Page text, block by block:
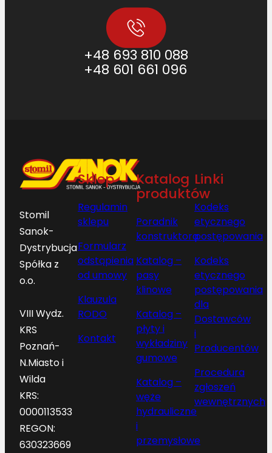
+48 693 810 088
+48 601 661 096
Stomil
Sanok-
Dystrybucja
Spółka z
o.o.
VIII Wydz.
KRS
Poznań-
N.Miasto i
Wilda
KRS:
0000113533
REGON:
630323669
Sklep
Regulamin
sklepu
Formularz
odstąpienia
od umowy
Klauzula
RODO
Kontakt
Katalog
produktów
Poradnik
konstruktora
Katalog –
pasy
klinowe
Katalog –
płyty i
wykładziny
gumowe
Katalog –
węże
hydrauliczne
i
przemysłowe
Linki
Kodeks
etycznego
postępowania
Kodeks
etycznego
postępowania
dla
Dostawców
i
Producentów
Procedura
zgłoszeń
wewnętrznych